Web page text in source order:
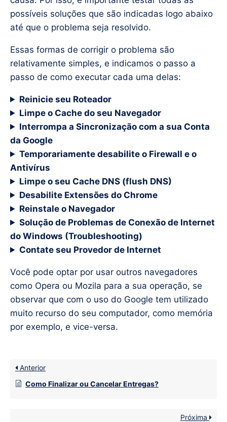
possíveis soluções que são indicadas logo abaixo
até que o problema seja resolvido.
Essas formas de corrigir o problema são
relativamente simples, e indicamos o passo a
passo de como executar cada uma delas:
Reinicie seu Roteador
Limpe o Cache do seu Navegador
Interrompa a Sincronização com a sua Conta
da Google
Temporariamente desabilite o Firewall e o
Antivírus
Limpe o seu Cache DNS (flush DNS)
Desabilite Extensões do Chrome
Reinstale o Navegador
Solução de Problemas de Conexão de Internet
do Windows (Troubleshooting)
Contate seu Provedor de Internet
Você pode optar por usar outros navegadores
como Opera ou Mozila para a sua operação, se
observar que com o uso do Google tem utilizado
muito recurso do seu computador, como memória
por exemplo, e vice-versa.
Anterior
Como Finalizar ou Cancelar Entregas?
Próxima